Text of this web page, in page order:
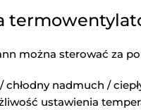
można sterować za
chłodny nadmuch /
ustawienia